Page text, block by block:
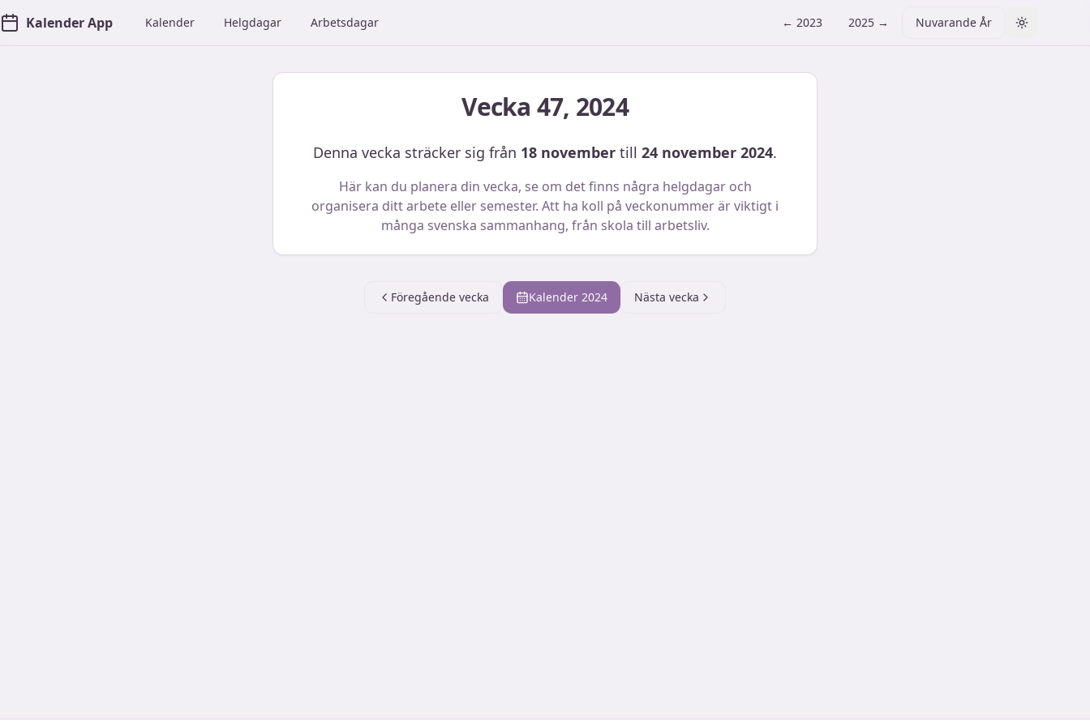
Kalender App Kalender Helgdagar Arbetsdagar ← 2023 2025 → Nuvarande År Toggle
Vecka 47, 2024
Denna vecka sträcker sig från 18 november till 24 november 2024.
Här kan du planera din vecka, se om det finns några helgdagar och
organisera ditt arbete eller semester. Att ha koll på veckonummer är viktigt i
många svenska sammanhang, från skola till arbetsliv.
Föregående vecka Kalender 2024 Nästa vecka